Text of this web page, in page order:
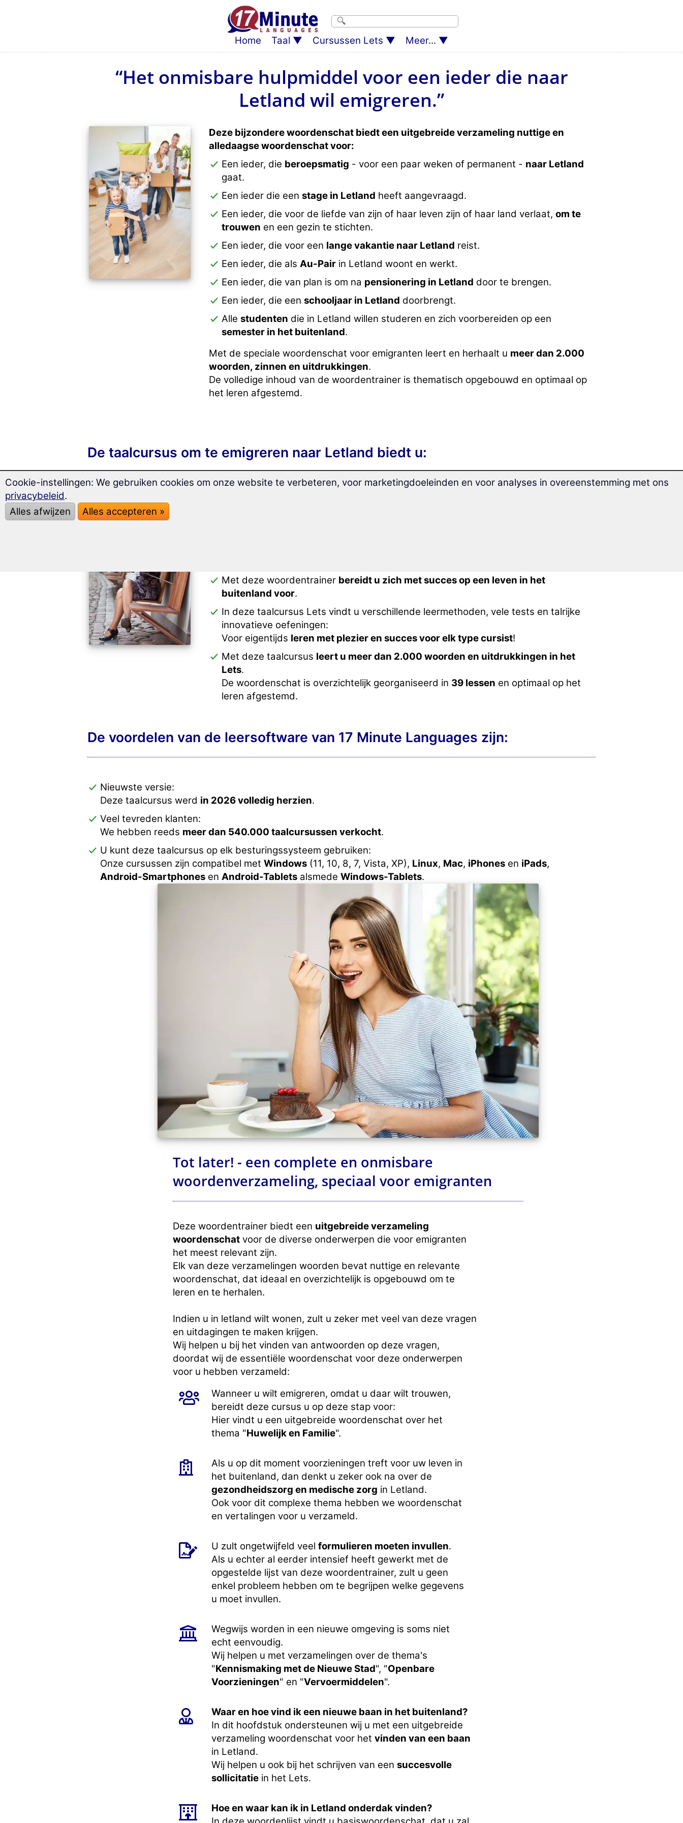
Home Taal Cursussen Lets Meer...
“Het onmisbare hulpmiddel voor een ieder die naar
Letland wil emigreren.”
Deze bijzondere woordenschat biedt een uitgebreide verzameling nuttige en
alledaagse woordenschat voor:
Een ieder, die beroepsmatig - voor een paar weken of permanent - naar Letland
gaat.
Een ieder die een stage in Letland heeft aangevraagd.
Een ieder, die voor de liefde van zijn of haar leven zijn of haar land verlaat, om te
trouwen en een gezin te stichten.
Een ieder, die voor een lange vakantie naar Letland reist.
Een ieder, die als Au-Pair in Letland woont en werkt.
Een ieder, die van plan is om na pensionering in Letland door te brengen.
Een ieder, die een schooljaar in Letland doorbrengt.
Alle studenten die in Letland willen studeren en zich voorbereiden op een
semester in het buitenland.
Met de speciale woordenschat voor emigranten leert en herhaalt u meer dan 2.000
woorden, zinnen en uitdrukkingen.
De volledige inhoud van de woordentrainer is thematisch opgebouwd en optimaal op
het leren afgestemd.
De taalcursus om te emigreren naar Letland biedt u:
Met deze woordentrainer bereidt u zich met succes op een leven in het
buitenland voor.
In deze taalcursus Lets vindt u verschillende leermethoden, vele tests en talrijke
innovatieve oefeningen:
Voor eigentijds leren met plezier en succes voor elk type cursist!
Met deze taalcursus leert u meer dan 2.000 woorden en uitdrukkingen in het
Lets.
De woordenschat is overzichtelijk georganiseerd in 39 lessen en optimaal op het
leren afgestemd.
De voordelen van de leersoftware van 17 Minute Languages zijn:
Nieuwste versie:
Deze taalcursus werd in 2026 volledig herzien.
Veel tevreden klanten:
We hebben reeds meer dan 540.000 taalcursussen verkocht.
U kunt deze taalcursus op elk besturingssysteem gebruiken:
Onze cursussen zijn compatibel met Windows (11, 10, 8, 7, Vista, XP), Linux, Mac, iPhones en iPads,
Android-Smartphones en Android-Tablets alsmede Windows-Tablets.
Tot later! - een complete en onmisbare
woordenverzameling, speciaal voor emigranten
Deze woordentrainer biedt een uitgebreide verzameling
woordenschatvoor de diverse onderwerpen die voor emigranten
het meest relevant zijn.
Elk van deze verzamelingen woorden bevat nuttige en relevante
woordenschat, dat ideaal en overzichtelijk is opgebouwd om te
leren en te herhalen.
Indien u in letland wilt wonen, zult u zeker met veel van deze vragen
en uitdagingen te maken krijgen.
Wij helpen u bij het vinden van antwoorden op deze vragen,
doordat wij de essentiële woordenschat voor deze onderwerpen
voor u hebben verzameld:
Wanneer u wilt emigreren, omdat u daar wilt trouwen,
bereidt deze cursus u op deze stap voor:
Hier vindt u een uitgebreide woordenschat over het
thema "Huwelijk en Familie".
Als u op dit moment voorzieningen treft voor uw leven in
het buitenland, dan denkt u zeker ook na over de
gezondheidszorg en medische zorg in Letland.
Ook voor dit complexe thema hebben we woordenschat
en vertalingen voor u verzameld.
U zult ongetwijfeld veel formulieren moeten invullen.
Als u echter al eerder intensief heeft gewerkt met de
opgestelde lijst van deze woordentrainer, zult u geen
enkel probleem hebben om te begrijpen welke gegevens
u moet invullen.
Wegwijs worden in een nieuwe omgeving is soms niet
echt eenvoudig.
Wij helpen u met verzamelingen over de thema's
"Kennismaking met de Nieuwe Stad", "Openbare
Voorzieningen" en "Vervoermiddelen".
Waar en hoe vind ik een nieuwe baan in het buitenland?
In dit hoofdstuk ondersteunen wij u met een uitgebreide
verzameling woordenschat voor het vinden van een baan
in Letland.
Wij helpen u ook bij het schrijven van een succesvolle
sollicitatiein het Lets.
Hoe en waar kan ik in Letland onderdak vinden?
Cookie-instellingen: We gebruiken cookies om onze website te verbeteren, voor marketingdoeleinden en voor analyses in overeenstemming met ons
privacybeleid.
Alles afwijzen
Alles accepteren »